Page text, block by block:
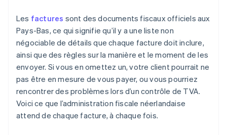
Les factures sont des documents fiscaux officiels aux
Pays-Bas, ce qui signifie qu’il y a une liste non
négociable de détails que chaque facture doit inclure,
ainsi que des règles sur la manière et le moment de les
envoyer. Si vous en omettez un, votre client pourrait ne
pas être en mesure de vous payer, ou vous pourriez
rencontrer des problèmes lors d’un contrôle de TVA.
Voici ce que l’administration fiscale néerlandaise
attend de chaque facture, à chaque fois.